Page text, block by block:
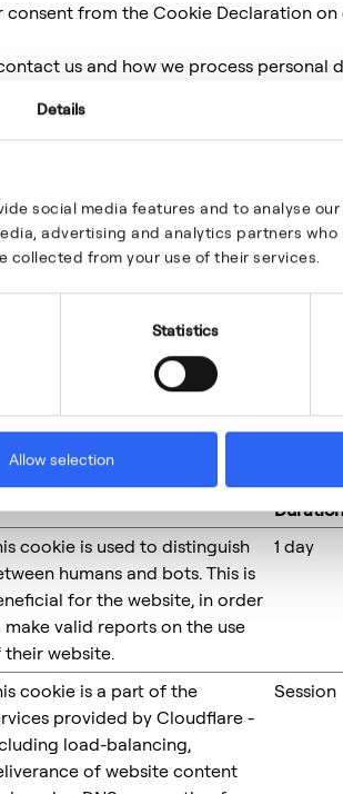
Details
social media features and to analyse
advertising and analytics partners
collected from your use of their services.
Statistics
Allow selection
from the Cookie Declaration on
us and how we process personal
contact us regarding your consent.
www.aernnova.com
byCookiebot:
by enabling basic functions like page
Storage
Duration
cookie is used to distinguish
humans and bots. This is
for the website, in order
valid reports on the use
their website.
1 day
cookie is a part of the
provided by Cloudflare -
load-balancing,
of website content
Session